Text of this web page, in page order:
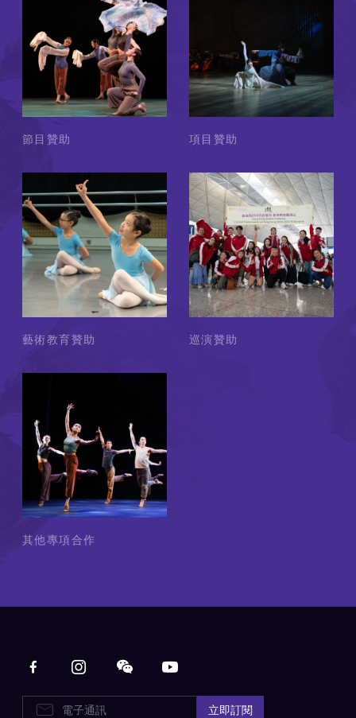
節目贊助 項目贊助
藝術教育贊助 巡演贊助
其他專項合作
Main navigation
E-Newsletters 立即訂閱